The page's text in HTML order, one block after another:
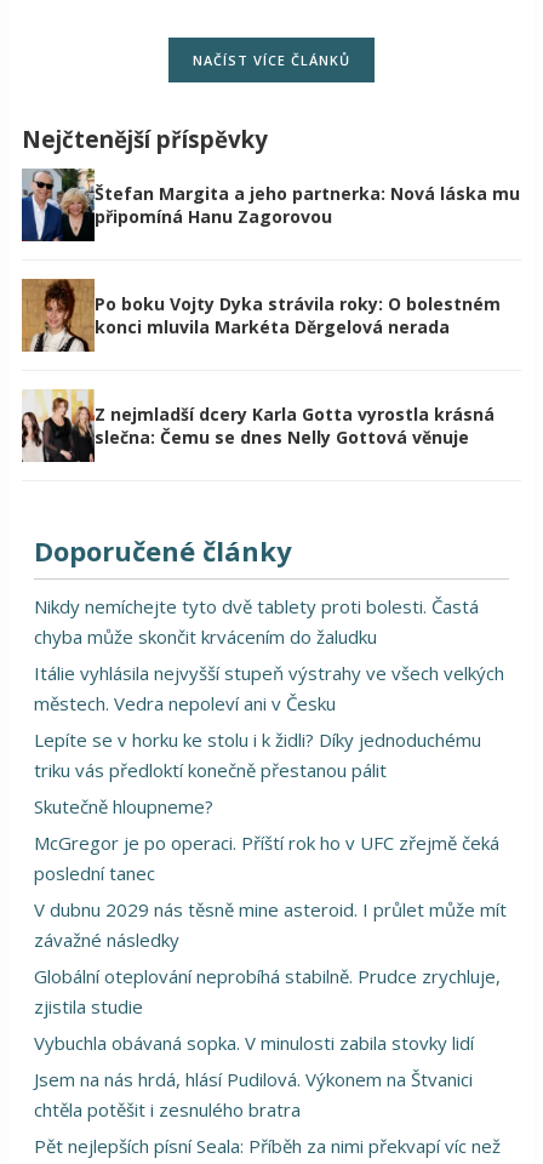
NAČÍST VÍCE ČLÁNKŮ
Nejčtenější příspěvky
Štefan Margita a jeho partnerka: Nová láska mu
připomíná Hanu Zagorovou
Po boku Vojty Dyka strávila roky: O bolestném
konci mluvila Markéta Děrgelová nerada
Z nejmladší dcery Karla Gotta vyrostla krásná
slečna: Čemu se dnes Nelly Gottová věnuje
Doporučené články
Nikdy nemíchejte tyto dvě tablety proti bolesti. Častá
chyba může skončit krvácením do žaludku
Itálie vyhlásila nejvyšší stupeň výstrahy ve všech velkých
městech. Vedra nepoleví ani v Česku
Lepíte se v horku ke stolu i k židli? Díky jednoduchému
triku vás předloktí konečně přestanou pálit
Skutečně hloupneme?
McGregor je po operaci. Příští rok ho v UFC zřejmě čeká
poslední tanec
V dubnu 2029 nás těsně mine asteroid. I průlet může mít
závažné následky
Globální oteplování neprobíhá stabilně. Prudce zrychluje,
zjistila studie
Vybuchla obávaná sopka. V minulosti zabila stovky lidí
Jsem na nás hrdá, hlásí Pudilová. Výkonem na Štvanici
chtěla potěšit i zesnulého bratra
Pět nejlepších písní Seala: Příběh za nimi překvapí víc než